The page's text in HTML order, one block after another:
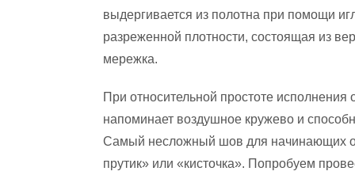
выдергивается из полотна при помощи
разреженной плотности, состоящая из
мережка.
При относительной простоте
напоминает воздушное кружево и
Самый несложный шов для начинающих
прутик» или «кисточка». Попробуем